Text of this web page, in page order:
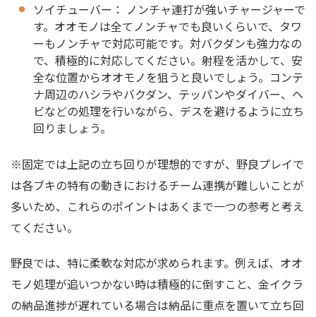
ソイチューバー： ノンチャ連打が強いチャージャーで
す。オオモノは全てノンチャでも良いくらいで、タワ
ーもノンチャで対応可能です。対バクダンも強力なの
で、積極的に対応してください。射程を活かして、安
全な位置からオオモノを狙うと良いでしょう。コンテ
ナ周辺のハシラやバクダン、テッパンやダイバー、ヘ
ビなどの処理を行いながら、デスを避けるように立ち
回りましょう。
※固定では上記の立ち回りが理想的ですが、野良プレイで
は各ブキの特有の動きにおけるチーム連携が難しいことが
多いため、これらのポイントはあくまで一つの参考と考え
てください。
野良では、特に柔軟な対応が求められます。例えば、オオ
モノ処理が追いつかない時は積極的に倒すこと、金イクラ
の納品進捗が遅れている場合は納品に重点を置いて立ち回